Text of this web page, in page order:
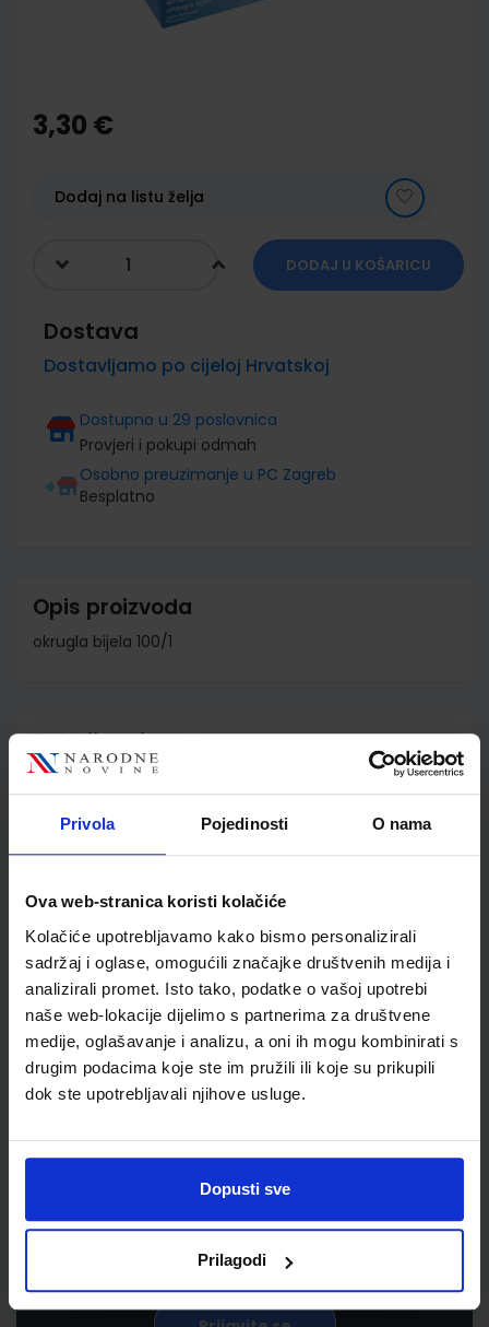
Privola Pojedinosti O nama
Ova web-stranica koristi kolačiće
Kolačiće upotrebljavamo kako bismo personalizirali
sadržaj i oglase, omogućili značajke društvenih medija i
analizirali promet. Isto tako, podatke o vašoj upotrebi
naše web-lokacije dijelimo s partnerima za društvene
medije, oglašavanje i analizu, a oni ih mogu kombinirati s
drugim podacima koje ste im pružili ili koje su prikupili
dok ste upotrebljavali njihove usluge.
Dopusti sve
Prilagodi
the
beginning
gallery
3,30 €
Dodaj na listu želja
DODAJ U KOŠARICU
Dostava
Dostavljamo po cijeloj Hrvatskoj
Dostupno u 29 poslovnica
Provjeri i pokupi odmah
Osobno preuzimanje u PC Zagreb
Besplatno
Opis proizvoda
okrugla bijela 100/1
Detalji proizvoda
Šifra proizvoda
Newsletter prijava
Prijavite se kako bi primali informacije o novim
proizvodima i uslugama, akcijama i drugim
pogodnostima